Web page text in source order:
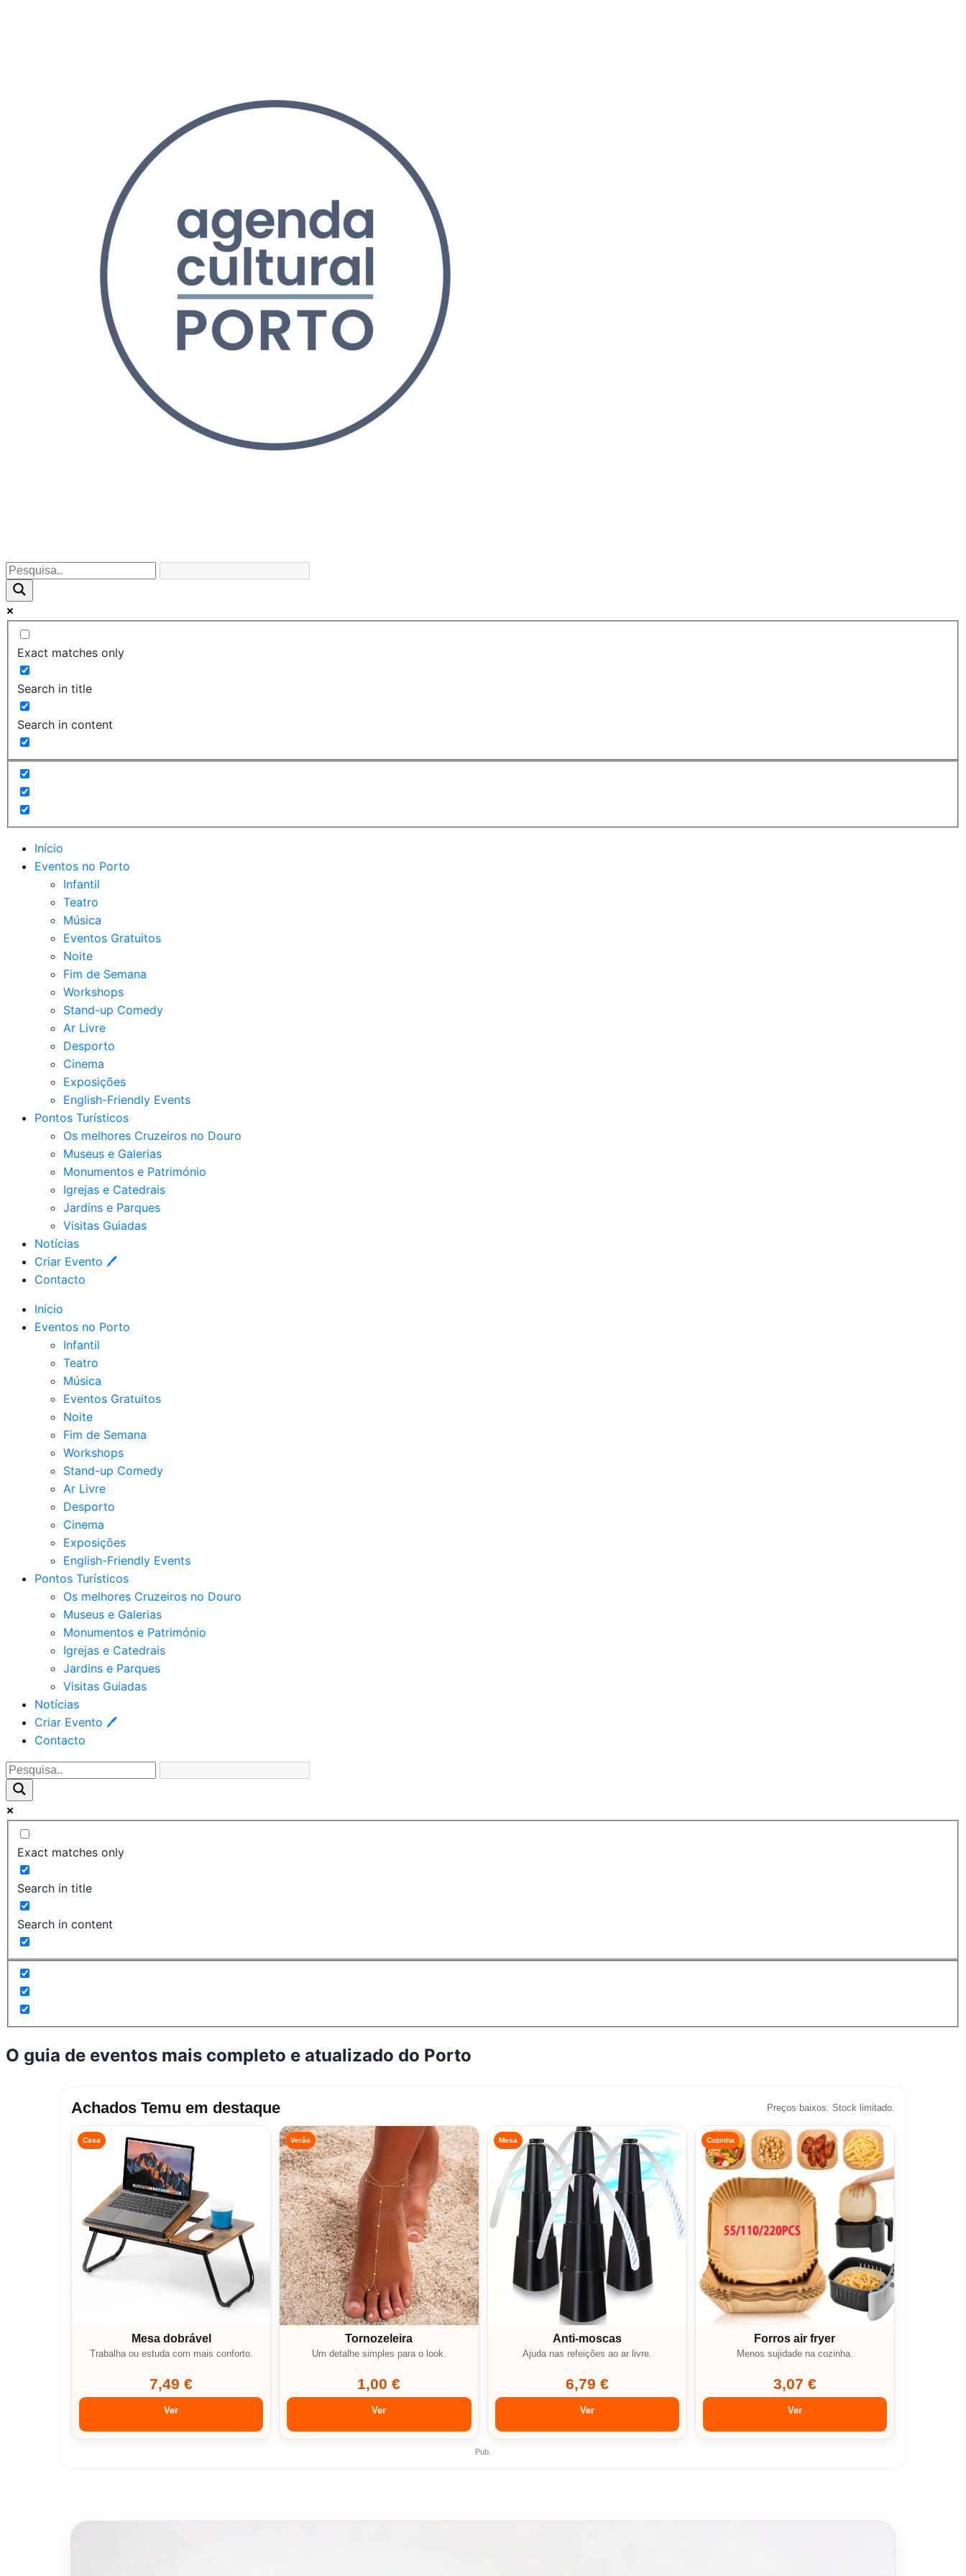
Exact matches only
Search in title
Search in content
Início
Eventos no Porto
Infantil
Teatro
Música
Eventos Gratuitos
Noite
Fim de Semana
Workshops
Stand-up Comedy
Ar Livre
Desporto
Cinema
Exposições
English-Friendly Events
Pontos Turísticos
Os melhores Cruzeiros no Douro​
Museus e Galerias
Monumentos e Património
Igrejas e Catedrais
Jardins e Parques
Visitas Guiadas
Notícias
Criar Evento 🖊
Contacto
Início
Eventos no Porto
Infantil
Teatro
Música
Eventos Gratuitos
Noite
Fim de Semana
Workshops
Stand-up Comedy
Ar Livre
Desporto
Cinema
Exposições
English-Friendly Events
Pontos Turísticos
Os melhores Cruzeiros no Douro​
Museus e Galerias
Monumentos e Património
Igrejas e Catedrais
Jardins e Parques
Visitas Guiadas
Notícias
Criar Evento 🖊
Contacto
Exact matches only
Search in title
Search in content
O guia de eventos mais completo e atualizado do Porto
Achados Temu em destaque Preços baixos. Stock limitado.
Casa
Mesa dobrável
Trabalha ou estuda com mais conforto.
7,49 €
Ver
Verão
Tornozeleira
Um detalhe simples para o look.
1,00 €
Ver
Mesa
Anti-moscas
Ajuda nas refeições ao ar livre.
6,79 €
Ver
Cozinha
Forros air fryer
Menos sujidade na cozinha.
3,07 €
Ver
Pub.